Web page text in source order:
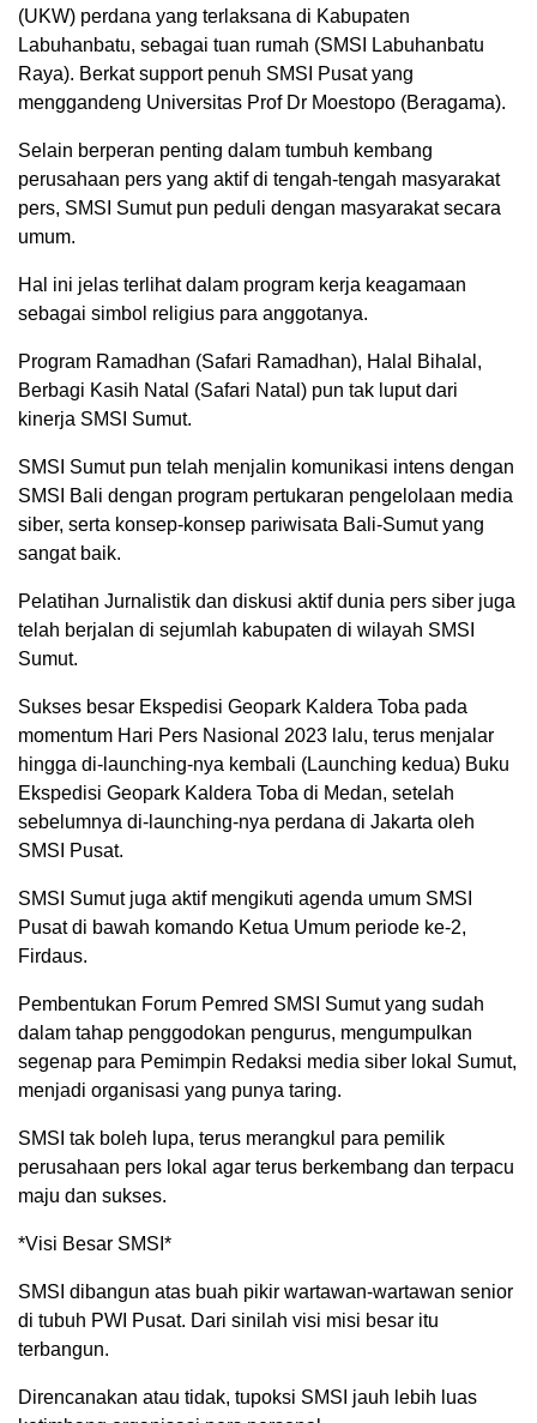
(UKW) perdana yang terlaksana di Kabupaten
Labuhanbatu, sebagai tuan rumah (SMSI Labuhanbatu
Raya). Berkat support penuh SMSI Pusat yang
menggandeng Universitas Prof Dr Moestopo (Beragama).
Selain berperan penting dalam tumbuh kembang
perusahaan pers yang aktif di tengah-tengah masyarakat
pers, SMSI Sumut pun peduli dengan masyarakat secara
umum.
Hal ini jelas terlihat dalam program kerja keagamaan
sebagai simbol religius para anggotanya.
Program Ramadhan (Safari Ramadhan), Halal Bihalal,
Berbagi Kasih Natal (Safari Natal) pun tak luput dari
kinerja SMSI Sumut.
SMSI Sumut pun telah menjalin komunikasi intens dengan
SMSI Bali dengan program pertukaran pengelolaan media
siber, serta konsep-konsep pariwisata Bali-Sumut yang
sangat baik.
Pelatihan Jurnalistik dan diskusi aktif dunia pers siber juga
telah berjalan di sejumlah kabupaten di wilayah SMSI
Sumut.
Sukses besar Ekspedisi Geopark Kaldera Toba pada
momentum Hari Pers Nasional 2023 lalu, terus menjalar
hingga di-launching-nya kembali (Launching kedua) Buku
Ekspedisi Geopark Kaldera Toba di Medan, setelah
sebelumnya di-launching-nya perdana di Jakarta oleh
SMSI Pusat.
SMSI Sumut juga aktif mengikuti agenda umum SMSI
Pusat di bawah komando Ketua Umum periode ke-2,
Firdaus.
Pembentukan Forum Pemred SMSI Sumut yang sudah
dalam tahap penggodokan pengurus, mengumpulkan
segenap para Pemimpin Redaksi media siber lokal Sumut,
menjadi organisasi yang punya taring.
SMSI tak boleh lupa, terus merangkul para pemilik
perusahaan pers lokal agar terus berkembang dan terpacu
maju dan sukses.
*Visi Besar SMSI*
SMSI dibangun atas buah pikir wartawan-wartawan senior
di tubuh PWI Pusat. Dari sinilah visi misi besar itu
terbangun.
Direncanakan atau tidak, tupoksi SMSI jauh lebih luas